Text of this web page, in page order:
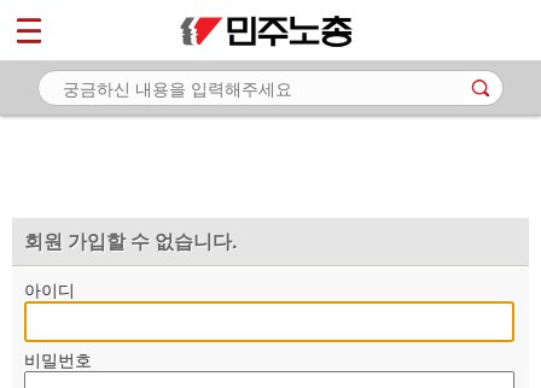
회원 가입할 수 없습니다.
아이디
비밀번호
마이페이지
소개
자료
부설기관